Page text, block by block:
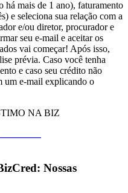
há mais de 1 ano), faturamento
e seleciona sua relação com a
e/ou diretor, procurador e
seu e-mail e aceitar os
vai começar! Após isso,
prévia. Caso você tenha
e caso seu crédito não
um e-mail explicando o
NA BIZ
Nossas